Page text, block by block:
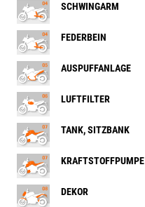
SCHWINGARM
FEDERBEIN
AUSPUFFANLAGE
LUFTFILTER
TANK, SITZBANK
KRAFTSTOFFPUMPE
DEKOR